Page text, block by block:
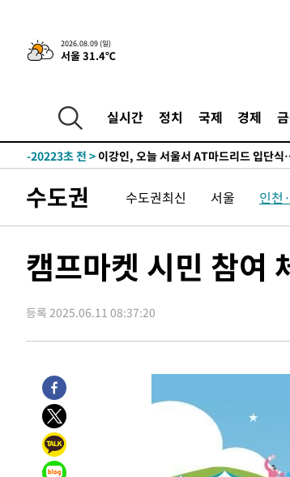
2026.08.09 (일)
서울 31.4℃
실시간 정치 국제 경제
2시간 전 >“美 이란전 무기 소진…북한과 분쟁시 주한 미
-26907초 전 >[속보]장은수, KLPGA 제주삼다수 역전
-22199초 전 >
손흥민, 68분 뛰고 2경기 침묵…LAFC,
-21471초 전 >
-20223초 전 > 이강인, 오늘 서울서 AT마드리드 입단
차'
-6576초 전 >
콜롬비아 신임 우파 대통령 취임 하루만에
-170초 전 >튀르키예 외무장관, "메카 3국 방위협정은
1시간 전 >[속보]美중부 사령관, 이스라엘 긴급방문 다
론 누출”
2시간 전 >‘축구의 신’ 아르헨티나 축구 선수 메시의 부친
정상
-22272초 전 >
-22199초 전 >
손흥민, 68분 뛰고 2경기 침묵…LAFC,
-21471초 전 >
'2경기 연속 침묵' 손흥민, 톨루카전 68
-20223초 전 >
이강인, 오늘 서울서 AT마드리드 입단
-7105초 전 >
'여긴 20도, 저긴 50도'…열화상 카메라
수도권 수도권최신 서울 인천
캠프마켓 시민 참여
등록 2025.06.11 08:37:20